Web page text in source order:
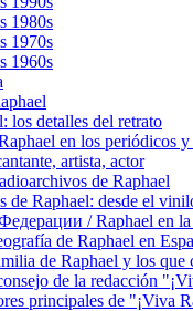
1980s
1970s
1960s
los detalles del retrato
en los periódicos
artista, actor
de Raphael
Raphael: desde el
/ Raphael en
de Raphael en
de Raphael y los que
de la redacción
principales de "¡Viva